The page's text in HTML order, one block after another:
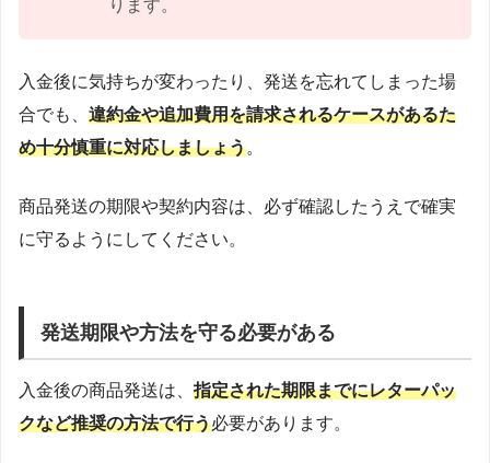
ります。
入金後に気持ちが変わったり、発送を忘れてしまった場
合でも、 違約金や追加費用を請求されるケースがあるた
め十分慎重に対応しましょう。
商品発送の期限や契約内容は、必ず確認したうえで確実
に守るようにしてください。
発送期限や方法を守る必要がある
入金後の商品発送は、 指定された期限までにレターパッ
クなど推奨の方法で行う必要があります。